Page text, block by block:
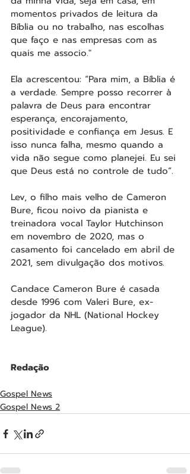
momentos privados de leitura da
Bíblia ou no trabalho, nas escolhas
que faço e nas empresas com as
quais me associo."
Ela acrescentou: “Para mim, a Bíblia é
a verdade. Sempre posso recorrer à
palavra de Deus para encontrar
esperança, encorajamento,
positividade e confiança em Jesus. E
isso nunca falha, mesmo quando a
vida não segue como planejei. Eu sei
que Deus está no controle de tudo”.
Lev, o filho mais velho de Cameron
Bure, ficou noivo da pianista e
treinadora vocal Taylor Hutchinson
em novembro de 2020, mas o
casamento foi cancelado em abril de
2021, sem divulgação dos motivos.
Candace Cameron Bure é casada
desde 1996 com Valeri Bure, ex-
jogador da NHL (National Hockey
League).
Redação
Gospel News
Gospel News 2